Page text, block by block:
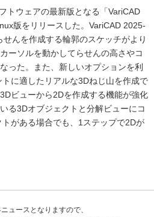
トウェアの最新版となる「VariCAD
版をリリースした。VariCAD 2025-
んを作成する輪郭のスケッチがより
ーソルを動かしてらせんの高さやコ
った。また、新しいオプションを利
に適したリアルな3Dねじ山を作成で
ビューから2Dを作成する機能が強化
る3Dオブジェクトと分解ビューにコ
がある場合でも、1ステップで2Dが
ュースとなりますので、